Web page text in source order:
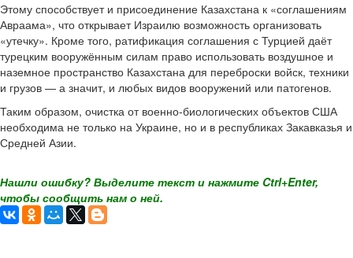
Этому способствует и присоединение Казахстана к «соглашениям
Авраама», что открывает Израилю возможность организовать
«утечку». Кроме того, ратификация соглашения с Турцией даёт
турецким вооружённым силам право использовать воздушное и
наземное пространство Казахстана для переброски войск, техники
и грузов — а значит, и любых видов вооружений или патогенов.
Таким образом, очистка от военно-биологических объектов США
необходима не только на Украине, но и в республиках Закавказья и
Средней Азии.
Нашли ошибку? Выделите текст и нажмите Ctrl+Enter,
чтобы сообщить нам о ней.